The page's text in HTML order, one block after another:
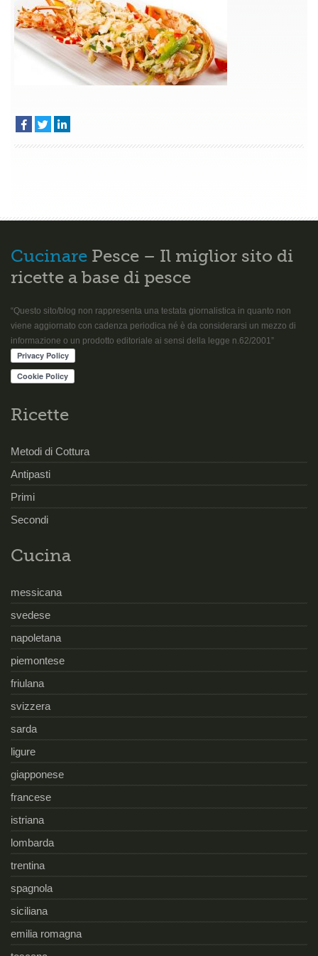
Cucinare Pesce – Il miglior sito di
ricette a base di pesce
“Questo sito/blog non rappresenta una testata giornalistica in quanto non
viene aggiornato con cadenza periodica né è da considerarsi un mezzo di
informazione o un prodotto editoriale ai sensi della legge n.62/2001”
Ricette
Metodi di Cottura
Antipasti
Primi
Secondi
Cucina
messicana
svedese
napoletana
piemontese
friulana
svizzera
sarda
ligure
giapponese
francese
istriana
lombarda
trentina
spagnola
siciliana
emilia romagna